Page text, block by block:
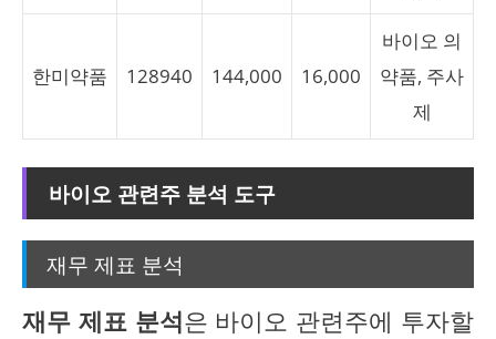
한미약품 128940 144,000 16,000
바이오 의
약품, 주사
제
바이오 관련주 분석 도구
재무 제표 분석
재무 제표 분석은 바이오 관련주에 투자할